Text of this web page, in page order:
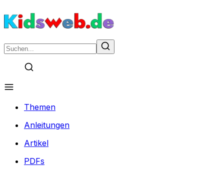
Themen
Anleitungen
Artikel
PDFs